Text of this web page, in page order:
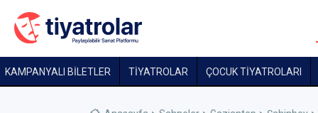
KAMPANYALI BİLETLER TİYATROLAR ÇOCUK TIYATROLARI